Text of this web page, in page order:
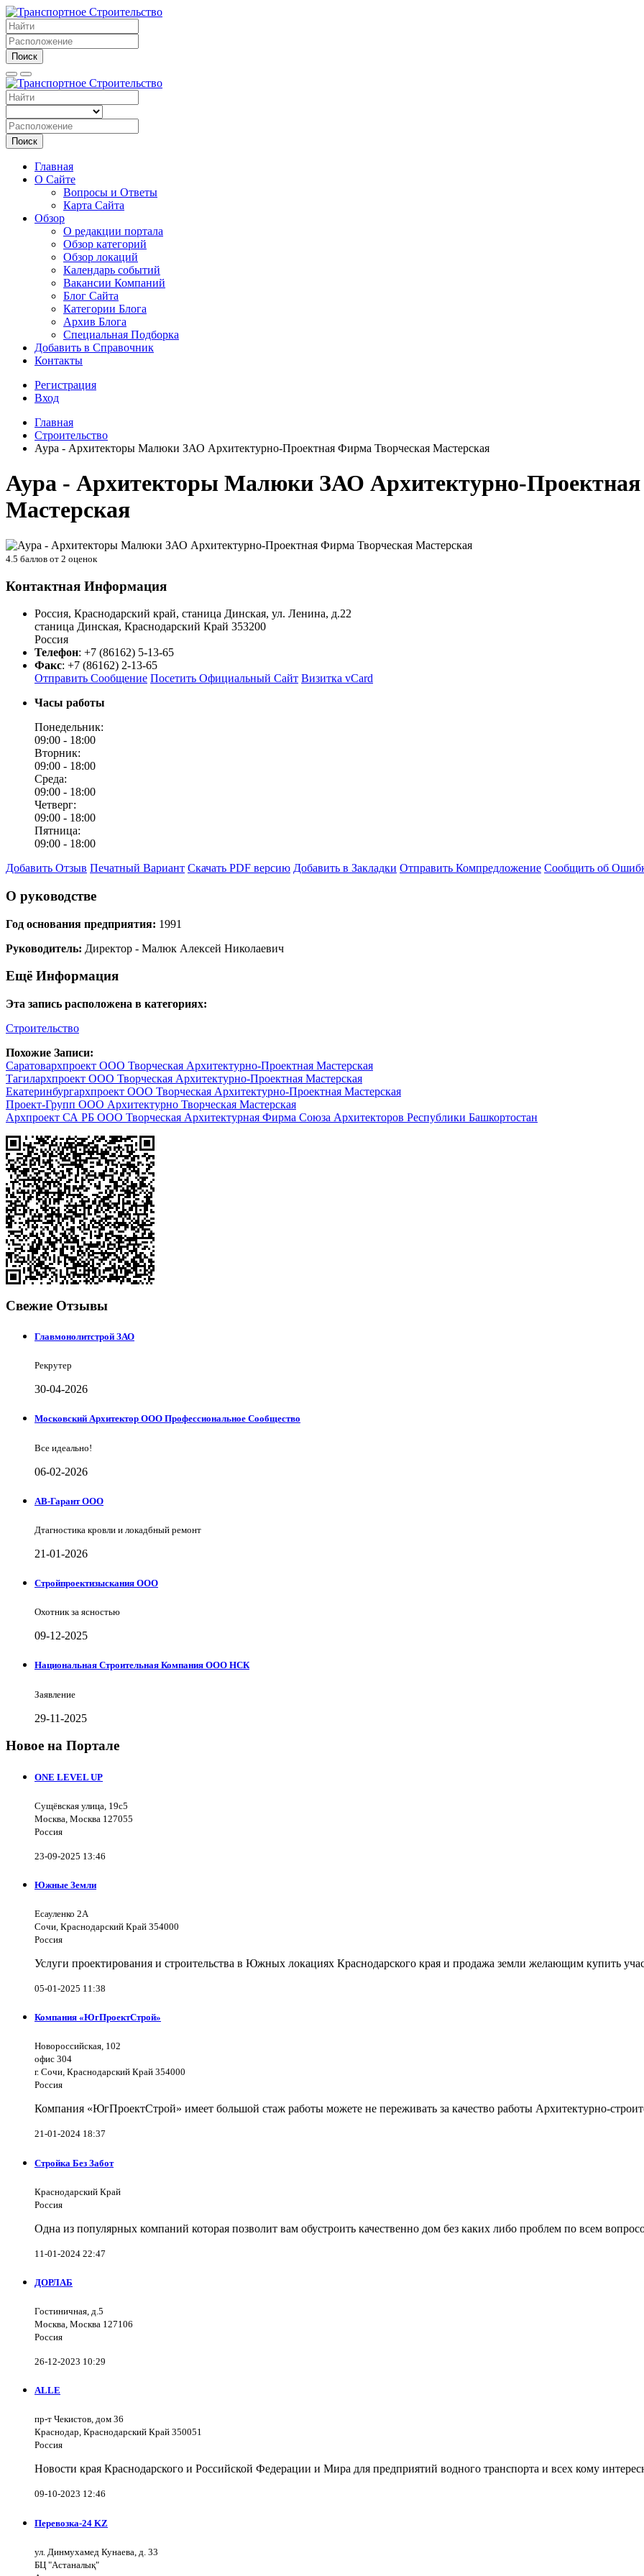
Поиск
Поиск
Главная
О Сайте
Вопросы и Ответы
Карта Сайта
Обзор
О редакции портала
Обзор категорий
Обзор локаций
Календарь событий
Вакансии Компаний
Блог Сайта
Категории Блога
Архив Блога
Специальная Подборка
Добавить в Справочник
Контакты
Регистрация
Вход
Главная
Строительство
Аура - Архитекторы Малюки ЗАО Архитектурно-Проектная Фирма Творческая Мастерская
Аура - Архитекторы Малюки ЗАО Архитектурно-
Мастерская
4.5 баллов от 2 оценок
Контактная Информация
Россия, Краснодарский край, станица Динская, ул. Ленина, д.22
станица Динская, Краснодарский Край 353200
Россия
Телефон: +7 (86162) 5-13-65
Факс: +7 (86162) 2-13-65
Отправить Сообщение Посетить Официальный Сайт Визитка vCard
Часы работы
Понедельник:
09:00 - 18:00
Вторник:
09:00 - 18:00
Среда:
09:00 - 18:00
Четверг:
09:00 - 18:00
Пятница:
09:00 - 18:00
Добавить Отзыв Печатный Вариант Скачать PDF версию Добавить в Закладки Отправить Компредложение Сообщить об
О руководстве
Год основания предприятия: 1991
Руководитель: Директор - Малюк Алексей Николаевич
Ещё Информация
Эта запись расположена в категориях:
Строительство
Похожие Записи:
Саратовархпроект ООО Творческая Архитектурно-Проектная Мастерская
Тагилархпроект ООО Творческая Архитектурно-Проектная Мастерская
Екатеринбургархпроект ООО Творческая Архитектурно-Проектная Мастерская
Проект-Групп ООО Архитектурно Творческая Мастерская
Архпроект СА РБ ООО Творческая Архитектурная Фирма Союза Архитекторов Республики Башкортостан
Свежие Отзывы
Главмонолитстрой ЗАО
Рекрутер
30-04-2026
Московский Архитектор ООО Профессиональное Сообщество
Все идеально!
06-02-2026
АВ-Гарант ООО
Дтагностика кровли и локадбный ремонт
21-01-2026
Стройпроектизыскания ООО
Охотник за ясностью
09-12-2025
Национальная Строительная Компания ООО НСК
Заявление
29-11-2025
Новое на Портале
ONE LEVEL UP
Сущёвская улица, 19с5
Москва, Москва 127055
Россия
23-09-2025 13:46
Южные Земли
Есауленко 2А
Сочи, Краснодарский Край 354000
Россия
Услуги проектирования и строительства в Южных локациях Краснодарского края и продажа земли желающим купить
05-01-2025 11:38
Компания «ЮгПроектСтрой»
Новороссийская, 102
офис 304
г. Сочи, Краснодарский Край 354000
Россия
Компания «ЮгПроектСтрой» имеет большой стаж работы можете не переживать за качество работы Архитектурно-
21-01-2024 18:37
Стройка Без Забот
Краснодарский Край
Россия
Одна из популярных компаний которая позволит вам обустроить качественно дом без каких либо проблем по всем
11-01-2024 22:47
ДОРЛАБ
Гостиничная, д.5
Москва, Москва 127106
Россия
26-12-2023 10:29
ALLE
пр-т Чекистов, дом 36
Краснодар, Краснодарский Край 350051
Россия
Новости края Краснодарского и Российской Федерации и Мира для предприятий водного транспорта и всех кому
09-10-2023 12:46
Перевозка-24 KZ
ул. Динмухамед Кунаева, д. 33
БЦ "Астаналық"